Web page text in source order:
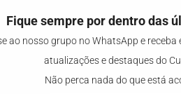
Fique sempre por dentro das
ao nosso grupo no WhatsApp e receba
atualizações e destaques do
Não perca nada do que está